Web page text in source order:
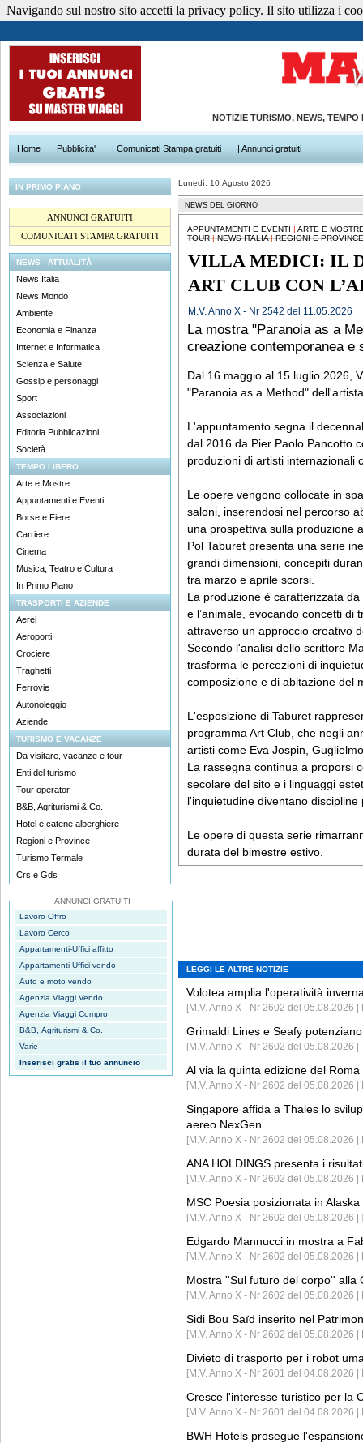
NOTIZIE TURISMO, NEWS,
Home Pubblicita' | Comunicati Stampa gratuiti | Annunci gratuiti
IN PRIMO PIANO
ANNUNCI GRATUITI
COMUNICATI STAMPA GRATUITI
NEWS - ATTUALITÀ
News Italia
News Mondo
Ambiente
Economia e Finanza
Internet e Informatica
Scienza e Salute
Gossip e personaggi
Sport
Associazioni
Editoria Pubblicazioni
Società
TEMPO LIBERO
Arte e Mostre
Appuntamenti e Eventi
Borse e Fiere
Carriere
Cinema
Musica, Teatro e Cultura
In Primo Piano
TRASPORTI E AZIENDE
Aerei
Aeroporti
Crociere
Traghetti
Ferrovie
Autonoleggio
Aziende
TURISMO E VACANZE
Da visitare, vacanze e tour
Enti del turismo
Tour operator
B&B, Agriturismi & Co.
Hotel e catene alberghiere
Regioni e Province
Turismo Termale
Crs e Gds
ANNUNCI GRATUITI
Lavoro Offro
Lavoro Cerco
Appartamenti-Uffici affitto
Appartamenti-Uffici vendo
Auto e moto vendo
Agenzia Viaggi Vendo
Agenzia Viaggi Compro
B&B, Agriturismi & Co.
Varie
Inserisci gratis il tuo annuncio
Lunedì, 10 Agosto 2026
NEWS DEL GIORNO
APPUNTAMENTI E EVENTI | ARTE E
TOUR|NEWS ITALIA|REGIONI E PROVINCE
VILLA MEDICI: IL
ART CLUB CON
M.V. Anno X - Nr 2542 del 11.05.2026
La mostra "Paranoia as a
creazione contemporanea e
Dal 16 maggio al 15 luglio 2026,
"Paranoia as a Method"
L'appuntamento segna il
dal 2016 da Pier Paolo Pancotto
produzioni di artisti internazionali
Le opere vengono collocate in
saloni, inserendosi nel percorso
una prospettiva sulla produzione
Pol Taburet presenta una serie
grandi dimensioni, concepiti
tra marzo e aprile scorsi.
La produzione è caratterizzata
e l’animale, evocando concetti di
attraverso un approccio creativo
Secondo l'analisi dello scrittore
trasforma le percezioni di
composizione e di abitazione del
L'esposizione di Taburet
programma Art Club, che negli
artisti come Eva Jospin,
La rassegna continua a proporsi
secolare del sito e i linguaggi
l'inquietudine diventano
Le opere di questa serie
durata del bimestre estivo.
LEGGI LE ALTRE NOTIZIE
Volotea amplia l'operatività
[M.V. Anno X - Nr 2602 del 05.08.2026 |
Grimaldi Lines e Seafy
[M.V. Anno X - Nr 2602 del 05.08.2026 |
Al via la quinta edizione del
[M.V. Anno X - Nr 2602 del 05.08.2026 |
Singapore affida a Thales lo
aereo NexGen
[M.V. Anno X - Nr 2602 del 05.08.2026
ANA HOLDINGS presenta i
[M.V. Anno X - Nr 2602 del 05.08.2026
MSC Poesia posizionata in
[M.V. Anno X - Nr 2602 del 05.08.2026 | ]
Edgardo Mannucci in mostra a
[M.V. Anno X - Nr 2602 del 05.08.2026 |
Mostra ''Sul futuro del corpo'' alla
[M.V. Anno X - Nr 2602 del 05.08.2026
Sidi Bou Saïd inserito nel
[M.V. Anno X - Nr 2602 del 05.08.2026
Divieto di trasporto per i robot
[M.V. Anno X - Nr 2601 del 04.08.2026
Cresce l'interesse turistico per la
[M.V. Anno X - Nr 2601 del 04.08.2026 |
BWH Hotels prosegue
Navigando sul nostro sito accetti la privacy policy. Il sito utilizza i